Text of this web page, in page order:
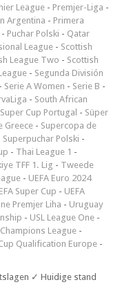
League - Premjer-Liga -
Argentina - Primera
- Puchar Polski - Qatar
League - Scottish
League Two - Scottish
- Segunda División
- Serie A Women - Serie B -
- South African
Super Cup Portugal - Süper
Greece - Supercopa de
Superpuchar Polski -
- Thai League 1 -
TFF 1. Lig - Tweede
- UEFA Euro 2024
Super Cup - UEFA
Premjer Liha - Uruguay
- USL League One -
League -
Qualification Europe -
✓ Huidige stand